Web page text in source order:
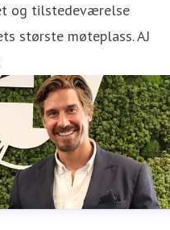
og tilstedeværelse
største møteplass. AJ